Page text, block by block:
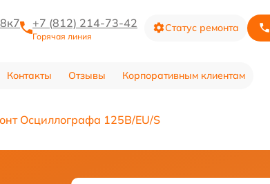
+7 (812) 214-73-42
Горячая линия
Статус ремонта
Контакты Отзывы Корпоративным клиентам
Осциллографа 125B/EU/S